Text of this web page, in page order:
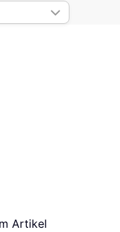
Artikel